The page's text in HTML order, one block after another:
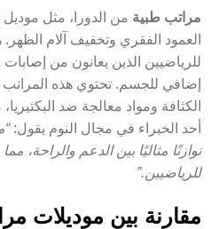
مراتب طبية من الدورا، مثل موديل
العمود الفقري وتخفيف آلام الظهر.
للرياضيين الذين يعانون من
إضافي للجسم. تحتوي هذه
الكثافة ومواد معالجة ضد
أحد الخبراء في مجال النوم يقول:
توازنًا مثاليًا بين الدعم والراحة، مما
للرياضيين.”
مقارنة بين موديلات